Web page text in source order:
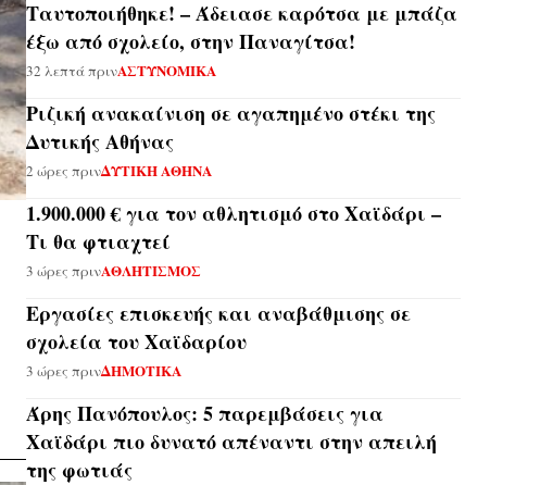
Ταυτοποιήθηκε! – Άδειασε καρότσα με μπάζα
έξω από σχολείο, στην Παναγίτσα!
32 λεπτά πρινΑΣΤΥΝΟΜΙΚΑ
Ριζική ανακαίνιση σε αγαπημένο στέκι της
Δυτικής Αθήνας
2 ώρες πρινΔΥΤΙΚΗ ΑΘΗΝΑ
1.900.000 € για τον αθλητισμό στο Χαϊδάρι –
Τι θα φτιαχτεί
3 ώρες πρινΑΘΛΗΤΙΣΜΟΣ
Εργασίες επισκευής και αναβάθμισης σε
σχολεία του Χαϊδαρίου
3 ώρες πρινΔΗΜΟΤΙΚΑ
Άρης Πανόπουλος: 5 παρεμβάσεις για
Χαϊδάρι πιο δυνατό απέναντι στην απειλή
της φωτιάς